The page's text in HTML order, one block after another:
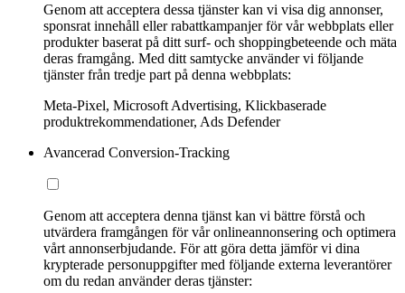
Genom att acceptera dessa tjänster kan vi visa dig annonser,
sponsrat innehåll eller rabattkampanjer för vår webbplats eller
produkter baserat på ditt surf- och shoppingbeteende och mäta
deras framgång. Med ditt samtycke använder vi följande
tjänster från tredje part på denna webbplats:
Meta-Pixel, Microsoft Advertising, Klickbaserade
produktrekommendationer, Ads Defender
Avancerad Conversion-Tracking
Genom att acceptera denna tjänst kan vi bättre förstå och
utvärdera framgången för vår onlineannonsering och optimera
vårt annonserbjudande. För att göra detta jämför vi dina
krypterade personuppgifter med följande externa leverantörer
om du redan använder deras tjänster: